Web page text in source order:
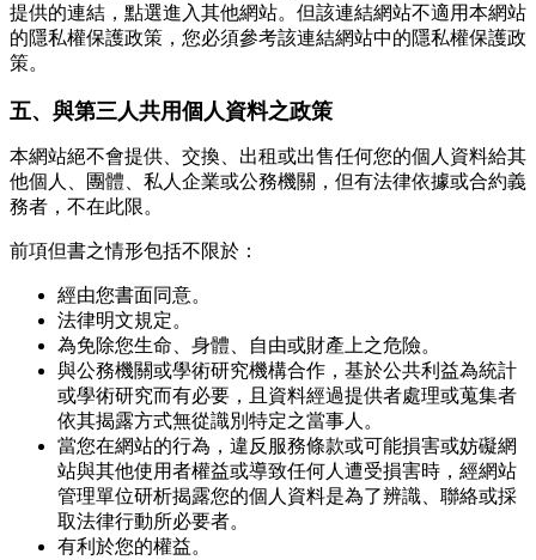
提供的連結，點選進入其他網站。但該連結網站不適用本網站
的隱私權保護政策，您必須參考該連結網站中的隱私權保護政
策。
五、與第三人共用個人資料之政策
本網站絕不會提供、交換、出租或出售任何您的個人資料給其
他個人、團體、私人企業或公務機關，但有法律依據或合約義
務者，不在此限。
前項但書之情形包括不限於：
經由您書面同意。
法律明文規定。
為免除您生命、身體、自由或財產上之危險。
與公務機關或學術研究機構合作，基於公共利益為統計
或學術研究而有必要，且資料經過提供者處理或蒐集者
依其揭露方式無從識別特定之當事人。
當您在網站的行為，違反服務條款或可能損害或妨礙網
站與其他使用者權益或導致任何人遭受損害時，經網站
管理單位研析揭露您的個人資料是為了辨識、聯絡或採
取法律行動所必要者。
有利於您的權益。